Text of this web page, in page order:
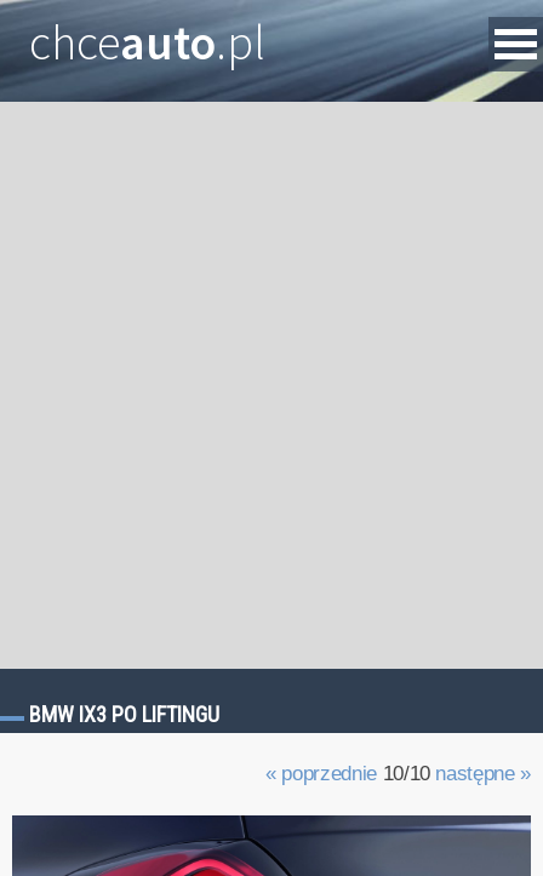
chceauto.pl
BMW IX3 PO LIFTINGU
« poprzednie10/10 następne »